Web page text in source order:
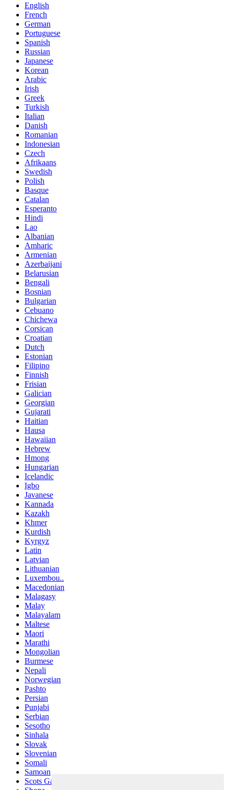
English
French
German
Portuguese
Spanish
Russian
Japanese
Korean
Arabic
Irish
Greek
Turkish
Italian
Danish
Romanian
Indonesian
Czech
Afrikaans
Swedish
Polish
Basque
Catalan
Esperanto
Hindi
Lao
Albanian
Amharic
Armenian
Azerbaijani
Belarusian
Bengali
Bosnian
Bulgarian
Cebuano
Chichewa
Corsican
Croatian
Dutch
Estonian
Filipino
Finnish
Frisian
Galician
Georgian
Gujarati
Haitian
Hausa
Hawaiian
Hebrew
Hmong
Hungarian
Icelandic
Igbo
Javanese
Kannada
Kazakh
Khmer
Kurdish
Kyrgyz
Latin
Latvian
Lithuanian
Luxembou..
Macedonian
Malagasy
Malay
Malayalam
Maltese
Maori
Marathi
Mongolian
Burmese
Nepali
Norwegian
Pashto
Persian
Punjabi
Serbian
Sesotho
Sinhala
Slovak
Slovenian
Somali
Samoan
Scots Gaelic